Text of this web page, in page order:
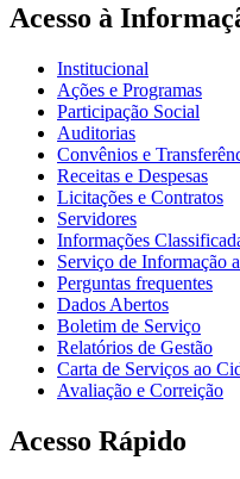
Acesso à
Institucional
Ações e Programas
Participação Social
Auditorias
Convênios e
Receitas e Despesas
Licitações e Contratos
Servidores
Informações
Serviço de Informação
Perguntas frequentes
Dados Abertos
Boletim de Serviço
Relatórios de Gestão
Carta de Serviços ao
Avaliação e Correição
Acesso Rápido